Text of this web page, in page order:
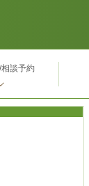
相談予約